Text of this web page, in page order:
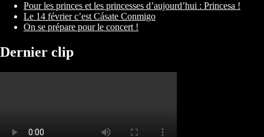
Pour les princes et les princesses d’aujourd’hui : Princesa !
Le 14 février c’est Cásate Conmigo
On se prépare pour le concert !
Dernier clip